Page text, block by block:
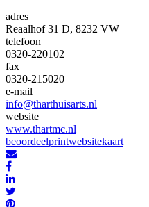
adres
Reaalhof 31 D, 8232 VW
telefoon
0320-220102
fax
0320-215020
e-mail
info@tharthuisarts.nl
website
www.thartmc.nl
beoordeelprintwebsitekaart